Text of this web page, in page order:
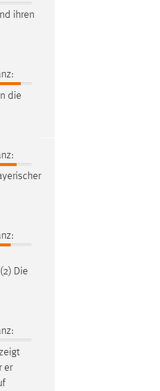
ihren
die
Die
er